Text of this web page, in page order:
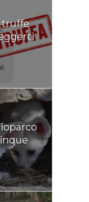
truffe